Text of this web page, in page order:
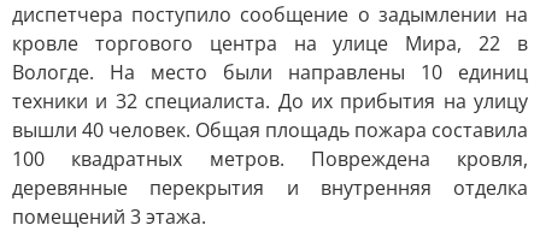
диспетчера поступило сообщение о задымлении на
кровле торгового центра на улице Мира, 22 в
Вологде. На место были направлены 10 единиц
техники и 32 специалиста. До их прибытия на улицу
вышли 40 человек. Общая площадь пожара составила
100 квадратных метров. Повреждена кровля,
деревянные перекрытия и внутренняя отделка
помещений 3 этажа.